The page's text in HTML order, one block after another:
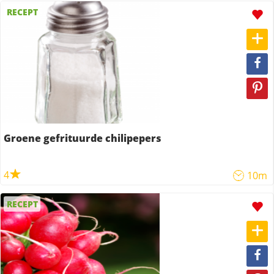
RECEPT
Groene gefrituurde chilipepers
4 10m
RECEPT